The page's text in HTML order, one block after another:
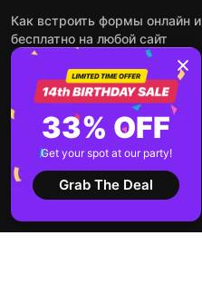
Как встроить формы онлайн и
бесплатно на любой сайт
Как встроить ленту Instagram
на сайт
Как добавить чат-бота на
основе искусственного
интеллекта на свой сайт
Посмотреть все посты
33% OFF
Get your spot at our party!
Grab The Deal